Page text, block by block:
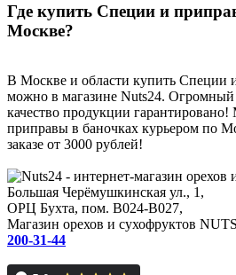
Где купить Специи и
Москве?
В Москве и области купить Специи
можно в магазине Nuts24. Огромный
качество продукции
приправы в баночках курьером по
заказе от 3000 рублей!
Большая Черёмушкинская ул., 1,
ОРЦ Бухта, пом. B024-B027,
Магазин орехов и сухофруктов NUTS
200-31-44